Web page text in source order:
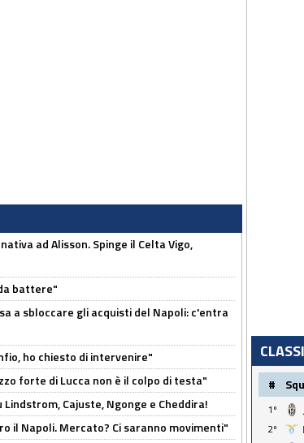
ad Alisson. Spinge il Celta Vigo,
battere"
a sbloccare gli acquisti del Napoli: c'entra
ho chiesto di intervenire"
forte di Lucca non è il colpo di testa"
Cajuste, Ngonge e Cheddira!
il Napoli. Mercato? Ci saranno movimenti"
#
1º
2º